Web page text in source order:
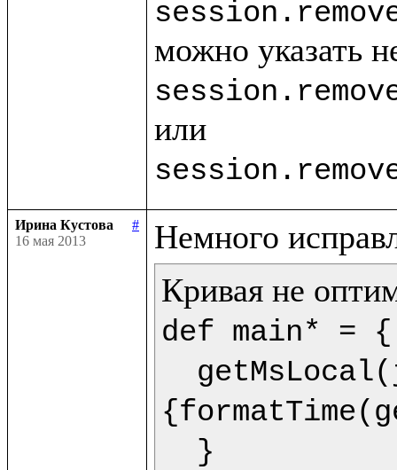
Ирина Кустова
#
16 мая 2013
def main* = {
  }